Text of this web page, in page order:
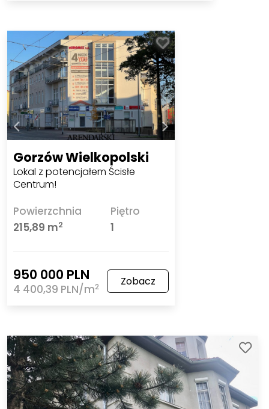
Gorzów Wielkopolski
Lokal z potencjałem Ścisłe
Centrum!
Powierzchnia
215,89 m2
Piętro
1
950 000 PLN
4 400,39 PLN/m2 Zobacz